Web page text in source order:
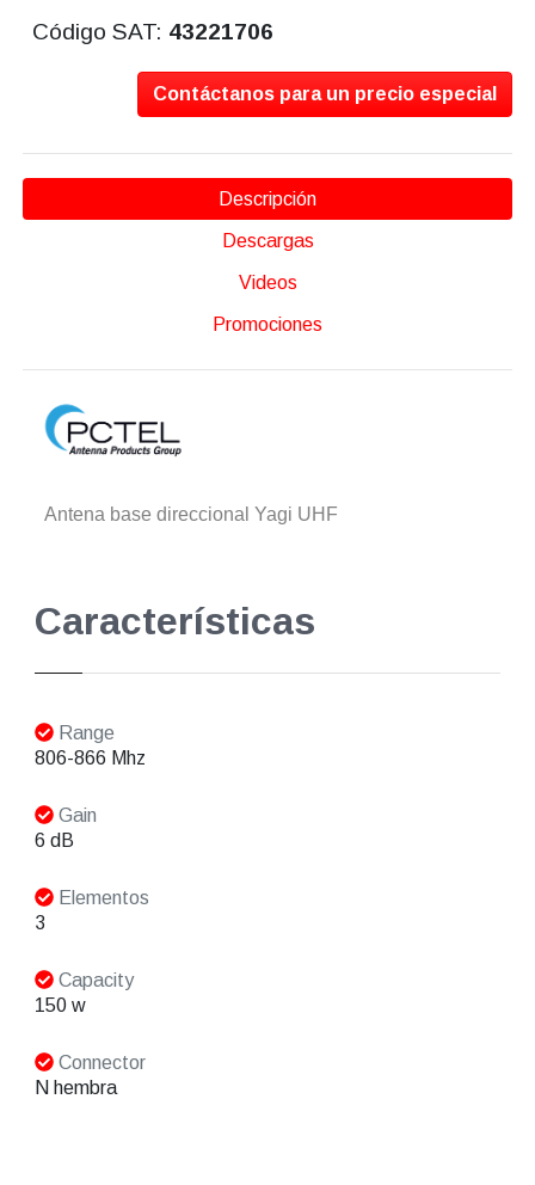
Código SAT: 43221706
Contáctanos para un precio especial
Descripción
Descargas
Videos
Promociones
Antena base direccional Yagi UHF
Características
Range
806-866 Mhz
Gain
6 dB
Elementos
3
Capacity
150 w
Connector
N hembra